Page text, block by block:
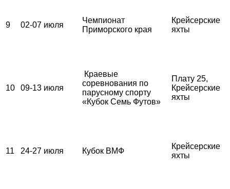
9 02-07 июля
Чемпионат
Приморского края
Крейсерские
яхты
10 09-13 июля
Краевые
соревнования по
парусному спорту
«Кубок Семь Футов»
Плату 25,
Крейсерские
яхты
11 24-27 июля Кубок ВМФ
Крейсерские
яхты